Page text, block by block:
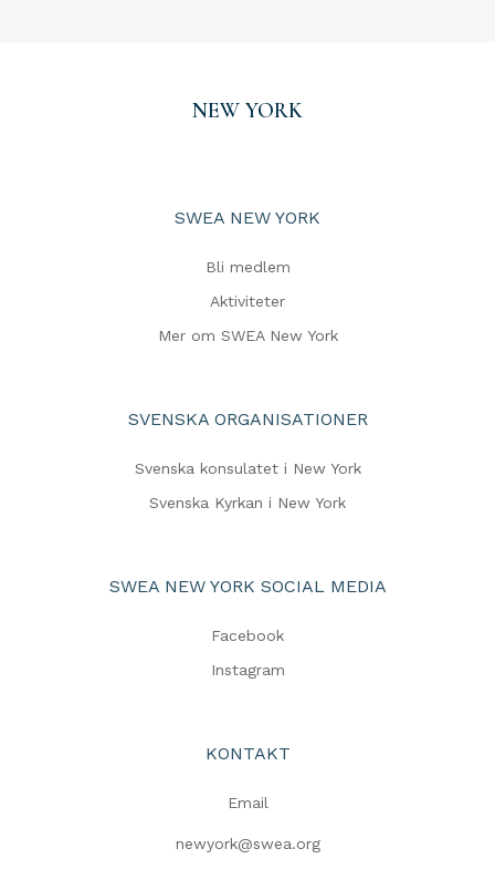
NEW YORK
SWEA NEW YORK
Bli medlem
Aktiviteter
Mer om SWEA New York
SVENSKA ORGANISATIONER
Svenska konsulatet i New York
Svenska Kyrkan i New York
SWEA NEW YORK SOCIAL MEDIA
Facebook
Instagram
KONTAKT
Email
newyork@swea.org